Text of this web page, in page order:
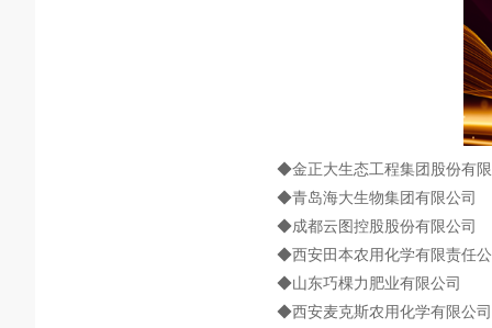
◆金正大生态工程集团股份有
◆青岛海大生物集团有限公司
◆成都云图控股股份有限公司
◆西安田本农用化学有限责任
◆山东巧棵力肥业有限公司
◆西安麦克斯农用化学有限公司